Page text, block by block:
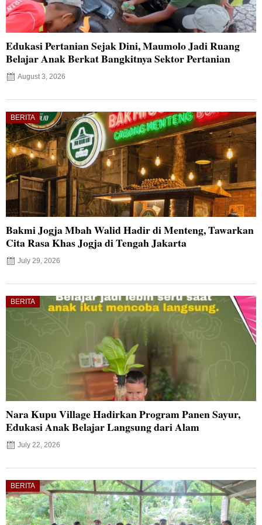
Edukasi Pertanian Sejak Dini, Maumolo Jadi Ruang
Belajar Anak Berkat Bangkitnya Sektor Pertanian
August 3, 2026
BERITA
Bakmi Jogja Mbah Walid Hadir di Menteng, Tawarkan
Cita Rasa Khas Jogja di Tengah Jakarta
July 29, 2026
BERITA
Nara Kupu Village Hadirkan Program Panen Sayur,
Edukasi Anak Belajar Langsung dari Alam
July 22, 2026
BERITA